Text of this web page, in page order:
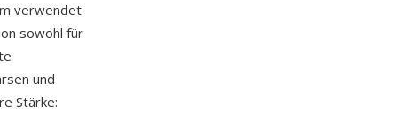
verwendet
sowohl für
und
Stärke: